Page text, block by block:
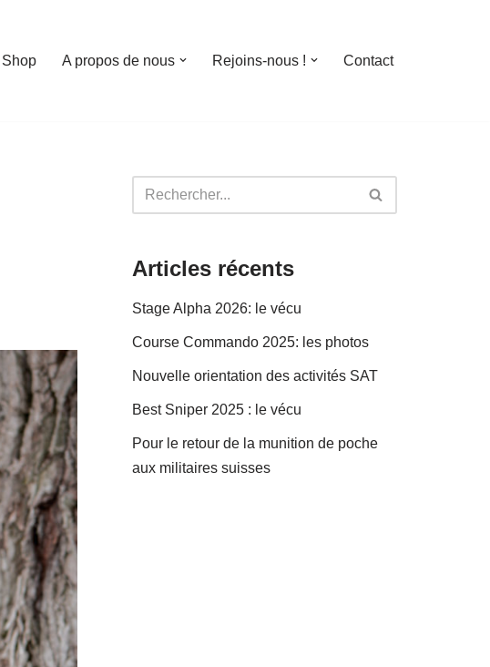
Shop A propos de nous Rejoins-nous ! Contact
Articles récents
Stage Alpha 2026: le vécu
Course Commando 2025: les photos
Nouvelle orientation des activités SAT
Best Sniper 2025 : le vécu
Pour le retour de la munition de poche
aux militaires suisses